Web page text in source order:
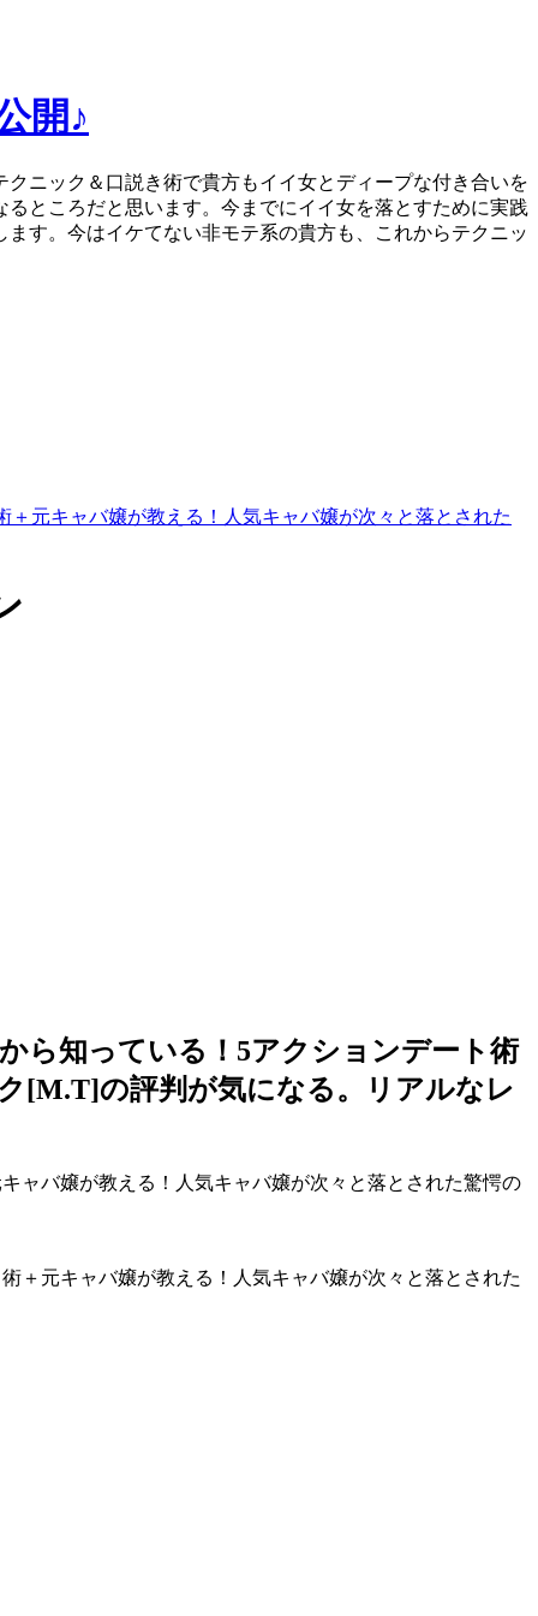
開♪
ニック＆口説き術で貴方もイイ女とディープな付き合いを
ところだと思います。今までにイイ女を落とすために実践
す。今はイケてない非モテ系の貴方も、これからテクニッ
元キャバ嬢が教える！人気キャバ嬢が次々と落とされた
ら知っている！5アクションデート術
[M.T]の評判が気になる。リアルなレ
ャバ嬢が教える！人気キャバ嬢が次々と落とされた驚愕の
＋元キャバ嬢が教える！人気キャバ嬢が次々と落とされた